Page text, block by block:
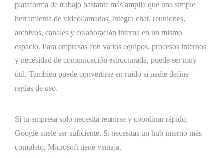
plataforma de trabajo bastante más amplia que una simple
herramienta de videollamadas. Integra chat, reuniones,
archivos, canales y colaboración interna en un mismo
espacio. Para empresas con varios equipos, procesos internos
y necesidad de comunicación estructurada, puede ser muy
útil. También puede convertirse en ruido si nadie define
reglas de uso.
Si tu empresa solo necesita reunirse y coordinar rápido,
Google suele ser suficiente. Si necesitas un hub interno más
completo, Microsoft tiene ventaja.